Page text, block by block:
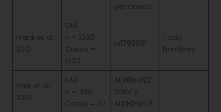
genómico
Frank et al.,
2012
EAS
n = 1333
Casos =
1333
rs1798891
Todo
hombres
Park et al.,
2013
EAS
n = 396
Casos = 117
ADH1Brs122
9984 y
ALDH2rs671